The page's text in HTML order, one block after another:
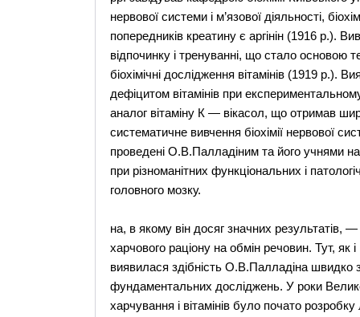
нервової системи і м’язової діяльності,
попередників креатину є аргінін (1916 р.).
відпочинку і тренуванні, що стало основою
біохімічні дослідження вітамінів (1919 р.).
дефіцитом вітамінів при
аналог вітаміну К — вікасол, що отримав
систематичне вивчення біохімії нервової
проведені О.В.Палладіним та його учнями
при різноманітних функціональних і
головного мозку.
на, в якому він досяг значних результатів, —
харчового раціону на обмін речовин. Тут, як
виявилася здібність О.В.Палладіна швидко
фундаментальних досліджень. У роки
харчування і вітамінів було почато